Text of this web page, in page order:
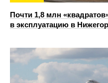
Почти 1,8 млн
в эксплуатацию в